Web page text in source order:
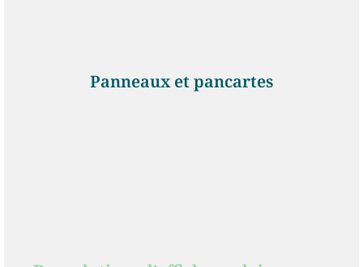
Panneaux et pancartes